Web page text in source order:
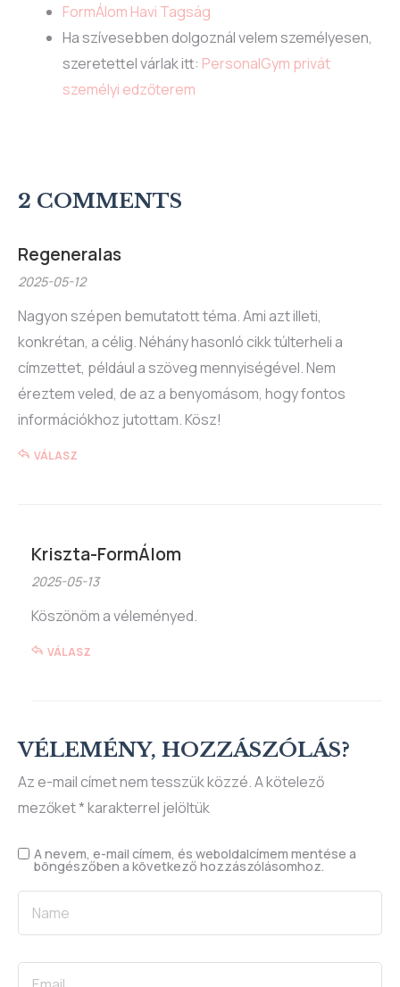
FormÁlom Havi Tagság
Ha szívesebben dolgoznál velem személyesen,
szeretettel várlak itt: PersonalGym privát
személyi edzőterem
2 COMMENTS
Regeneralas
2025-05-12
Nagyon szépen bemutatott téma. Ami azt illeti,
konkrétan, a célig. Néhány hasonló cikk túlterheli a
címzettet, például a szöveg mennyiségével. Nem
éreztem veled, de az a benyomásom, hogy fontos
információkhoz jutottam. Kösz!
VÁLASZ
Kriszta-FormÁlom
2025-05-13
Köszönöm a véleményed.
VÁLASZ
VÉLEMÉNY, HOZZÁSZÓLÁS?
Az e-mail címet nem tesszük közzé.A kötelező
mezőket*karakterrel jelöltük
A nevem, e-mail címem, és weboldalcímem mentése a
böngészőben a következő hozzászólásomhoz.